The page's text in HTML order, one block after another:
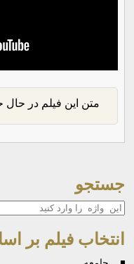
متن این فیلم در
جستجو
جستجو
انتخاب فیلم بر